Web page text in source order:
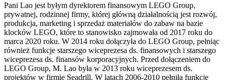
Pani Lao jest byłym dyrektorem finansowym LEGO Group,
prywatnej, rodzinnej firmy, której główną działalnością jest rozwój,
produkcja, marketing i sprzedaż materiałów do zabaw na bazie
klocków LEGO, które to stanowisko zajmowała od 2017 roku do
marca 2020 roku. W 2014 roku dołączyła do LEGO Group, pełniąc
również funkcje starszego wiceprezesa ds. finansowych i starszego
wiceprezesa ds. finansów korporacyjnych. Przed dołączeniem do
LEGO Group, M. Lao była w 2013 roku wiceprezesem ds.
projektów w firmie Seadrill. W latach 2006-2010 pełniła funkcje